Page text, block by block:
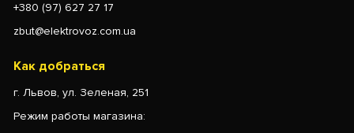
+380 (97) 627 27 17
zbut@elektrovoz.com.ua
Как добраться
г. Львов, ул. Зеленая, 251
Режим работы магазина: